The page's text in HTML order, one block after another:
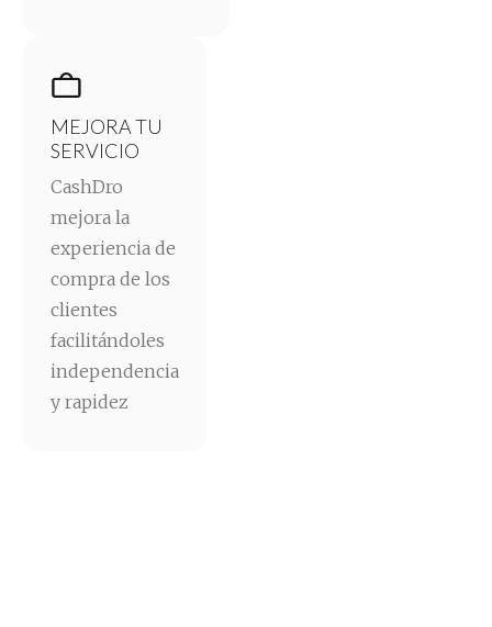

MEJORA TU
SERVICIO
CashDro
mejora la
experiencia de
compra de los
clientes
facilitándoles
independencia
y rapidez